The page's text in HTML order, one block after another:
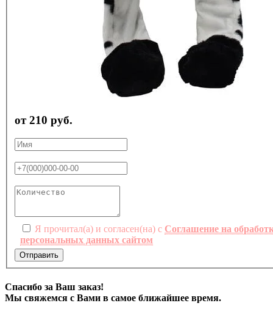
от 210 руб.
Я прочитал(а) и согласен(на) с Соглашение на
персональных данных сайтом
Отправить
Спасибо за Ваш заказ!
Мы свяжемся с Вами в самое ближайшее время.